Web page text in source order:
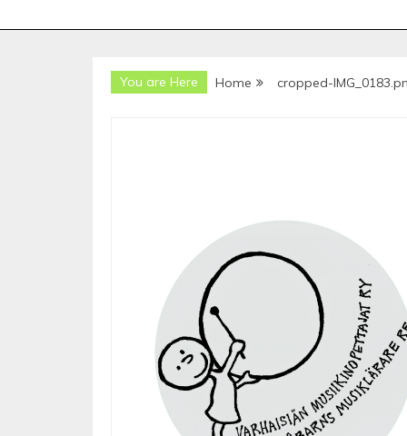
You are Here Home cropped-